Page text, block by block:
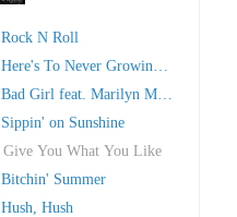
Rock N Roll
Here's To Never Growing Up
Bad Girl feat. Marilyn Manson
Sippin' on Sunshine
Give You What You Like
Bitchin' Summer
Hush, Hush